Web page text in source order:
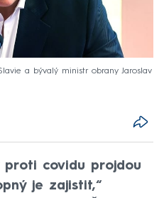
a bývalý ministr obrany Jaroslav
proti covidu projdou
je zajistit,“